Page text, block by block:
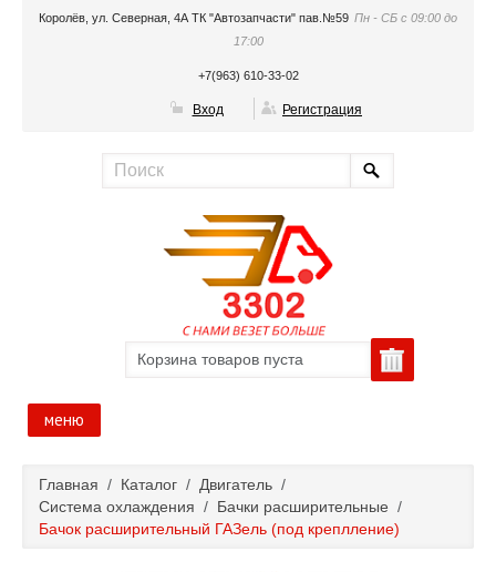
Королёв, ул. Северная, 4А ТК "Автозапчасти" пав.№59 Пн - СБ с 09:00 до
17:00
+7(963) 610-33-02
Вход Регистрация
Корзина товаров пуста
меню
Каталог
Главная / Каталог / Двигатель /
Система охлаждения / Бачки расширительные /
Бачок расширительный ГАЗель (под креплление)